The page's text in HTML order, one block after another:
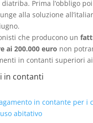
Prima l’obbligo
alla soluzione
che producono un
ai 200.000 euro non
in contanti superiori
in contanti
in contante per i
abitativo